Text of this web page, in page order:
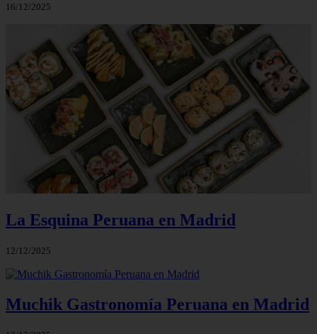
16/12/2025
La Esquina Peruana en Madrid
12/12/2025
Muchik Gastronomía Peruana en Madrid